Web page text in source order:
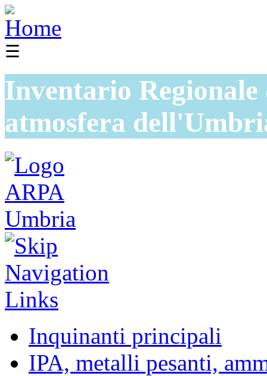
☰
Inventario
atmosfera
Inquinanti principali
IPA, metalli pesanti,